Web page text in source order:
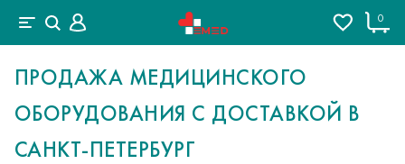
0
ПРОДАЖА МЕДИЦИНСКОГО
ОБОРУДОВАНИЯ С ДОСТАВКОЙ В
САНКТ-ПЕТЕРБУРГ